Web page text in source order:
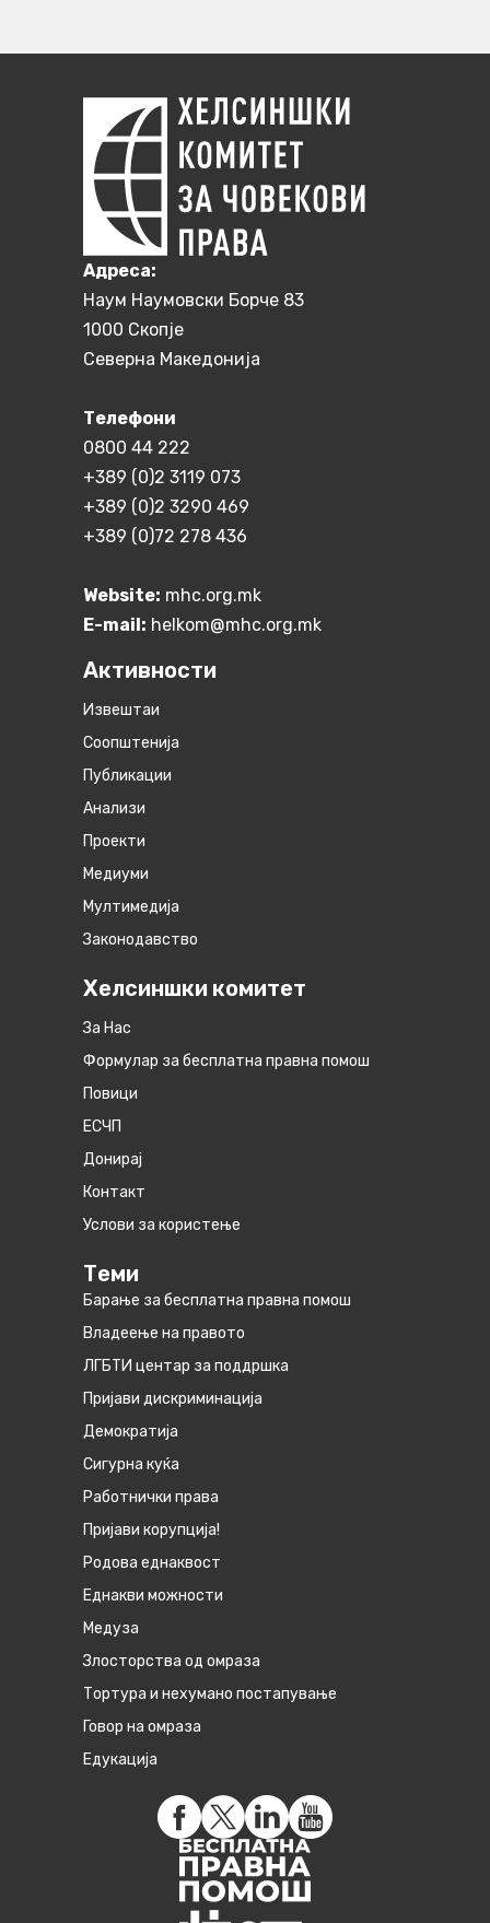
Aдреса:
Наум Наумовски Борче 83
1000 Скопје
Северна Македонија
Телефони
0800 44 222
+389 (0)2 3119 073
+389 (0)2 3290 469
+389 (0)72 278 436
Website: mhc.org.mk
E-mail: helkom@mhc.org.mk
Активности
Извештаи
Соопштенија
Публикации
Анализи
Проекти
Медиуми
Мултимедија
Законодавство
Хелсиншки комитет
За Нас
Формулар за бесплатна правна помош
Повици
ЕСЧП
Донирај
Контакт
Услови за користење
Теми
Барање за бесплатна правна помош
Владеење на правото
ЛГБТИ центар за поддршка
Пријави дискриминација
Демократија
Сигурна куќа
Работнички права
Пријави корупција!
Родова еднаквост
Eднакви можности
Медуза
Злосторства од омраза
Тортура и нехумано постапување
Говор на омраза
Едукација